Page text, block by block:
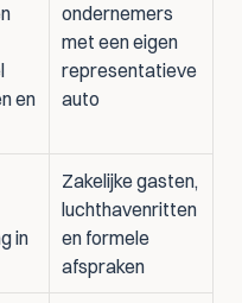
en
ondernemers
met een eigen
representatieve
auto
in
Zakelijke gasten,
luchthavenritten
en formele
afspraken